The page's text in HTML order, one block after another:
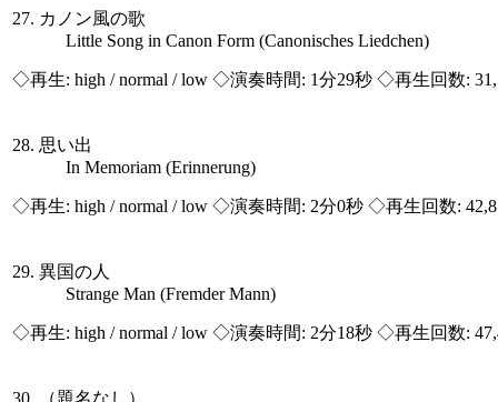
27. カノン風の歌
Little Song in Canon Form (Canonisches Liedchen)
◇再生: high / normal / low ◇演奏時間: 1分29秒 ◇再生回数:
28. 思い出
In Memoriam (Erinnerung)
◇再生: high / normal / low ◇演奏時間: 2分0秒 ◇再生回数:
29. 異国の人
Strange Man (Fremder Mann)
◇再生: high / normal / low ◇演奏時間: 2分18秒 ◇再生回数:
30. （題名なし）